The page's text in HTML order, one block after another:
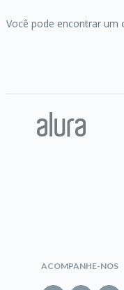
Você pode encontrar um
ACOMPANHE-NOS